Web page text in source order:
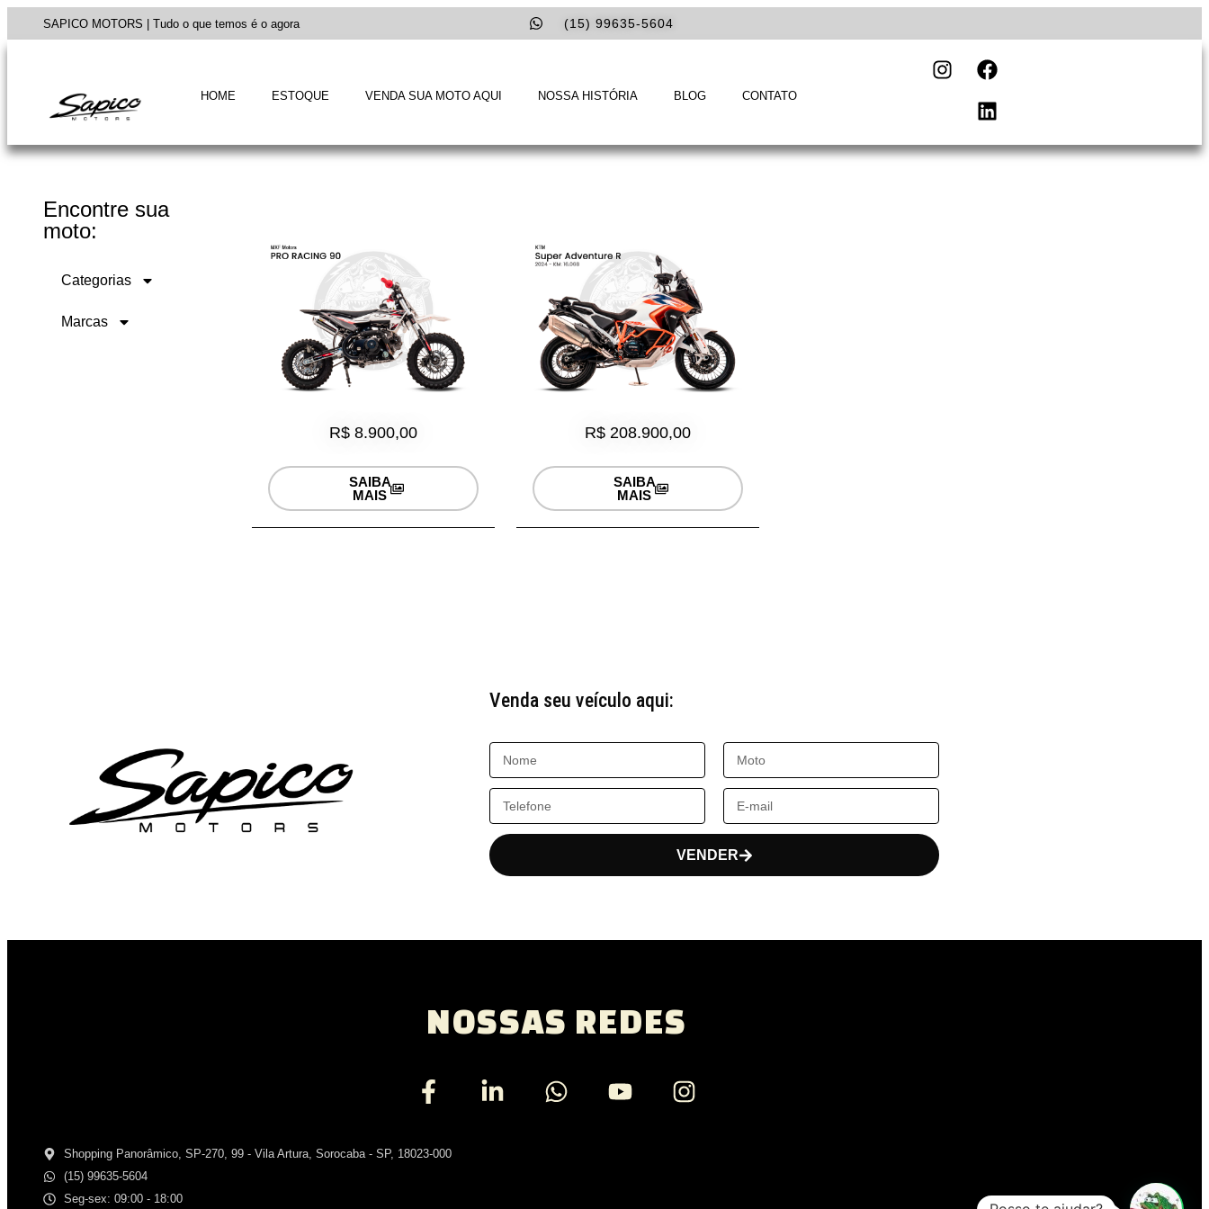
SAPICO MOTORS | Tudo o que temos é o agora (15) 99635-5604
HOME ESTOQUE VENDA SUA MOTO AQUI NOSSA HISTÓRIA BLOG CONTATO
Encontre sua
moto:
Categorias
Marcas
R$ 8.900,00
SAIBA
MAIS
R$ 208.900,00
SAIBA
MAIS
Venda seu veículo aqui:
VENDER
NOSSAS REDES
Shopping Panorâmico, SP-270, 99 - Vila Artura, Sorocaba - SP, 18023-000
(15) 99635-5604
Seg-sex: 09:00 - 18:00